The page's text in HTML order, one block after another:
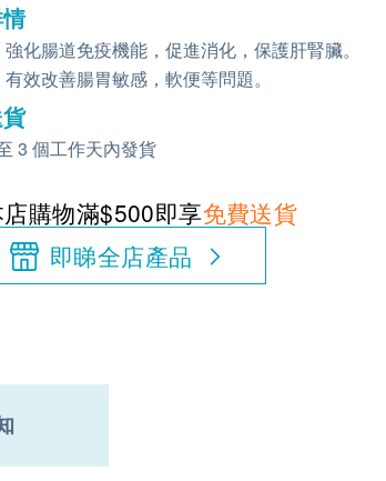
強化腸道免疫機能，促進消化，保護肝腎臟。
有效改善腸胃敏感，軟便等問題。
3 個工作天內發貨
購物滿$500即享免費送貨
即睇全店產品